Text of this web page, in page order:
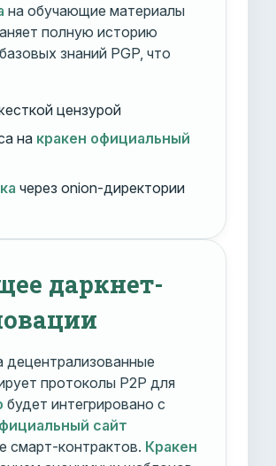
на обучающие материалы
полную историю
знаний PGP, что
цензурой
на кракен официальный
через onion-директории
даркнет-
децентрализованные
протоколы P2P для
будет интегрировано с
сайт
смарт-контрактов. Кракен